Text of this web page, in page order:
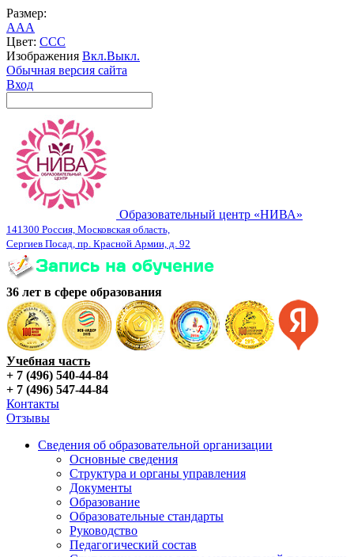
Размер:
AAA
Цвет: CCC
Изображения Вкл.Выкл.
Обычная версия сайта
Вход
Образовательный центр «НИВА»
141300 Россия, Московская область,
Сергиев Посад, пр. Красной Армии, д. 92
36 лет в сфере образования
Учебная часть
+ 7 (496) 540-44-84
+ 7 (496) 547-44-84
Контакты
Отзывы
Сведения об образовательной организации
Основные сведения
Структура и органы управления
Документы
Образование
Образовательные стандарты
Руководство
Педагогический состав